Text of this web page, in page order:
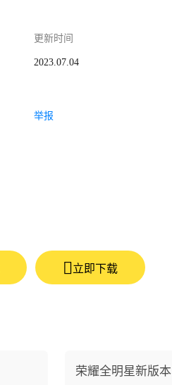
更新时间
2023.07.04
举报
立即下载
荣耀全明星新版本